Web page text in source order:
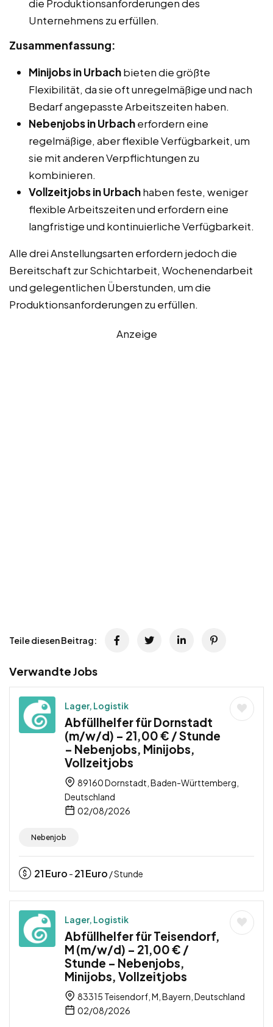
die Produktionsanforderungen des
Unternehmens zu erfüllen.
Zusammenfassung:
Minijobs in Urbachbieten die größte
Flexibilität, da sie oft unregelmäßige und nach
Bedarf angepasste Arbeitszeiten haben.
Nebenjobs in Urbacherfordern eine
regelmäßige, aber flexible Verfügbarkeit, um
sie mit anderen Verpflichtungen zu
kombinieren.
Vollzeitjobs in Urbachhaben feste, weniger
flexible Arbeitszeiten und erfordern eine
langfristige und kontinuierliche Verfügbarkeit.
Alle drei Anstellungsarten erfordern jedoch die
Bereitschaft zur Schichtarbeit, Wochenendarbeit
und gelegentlichen Überstunden, um die
Produktionsanforderungen zu erfüllen.
Anzeige
Teile diesen Beitrag:
Verwandte Jobs
Lager, Logistik
Abfüllhelfer für Dornstadt
(m/w/d) – 21,00 € / Stunde
– Nebenjobs, Minijobs,
Vollzeitjobs
89160 Dornstadt, Baden-Württemberg,
Deutschland
02/08/2026
Nebenjob
21Euro - 21Euro / Stunde
Lager, Logistik
Abfüllhelfer für Teisendorf,
M (m/w/d) – 21,00 € /
Stunde – Nebenjobs,
Minijobs, Vollzeitjobs
83315 Teisendorf, M, Bayern, Deutschland
02/08/2026